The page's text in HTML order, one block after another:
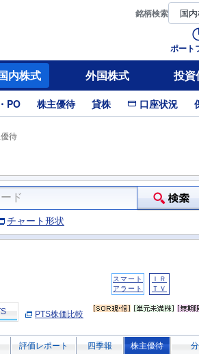
銘柄検索
ポート
内株式 外国株式 投資
PO 株主優待 貸株 口座状況
待
チャート形状
スマート
アラート
ＩＲ
ＴＶ
PTS株価比較
評価レポート 四季報 株主優待